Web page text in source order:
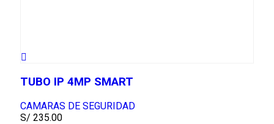
TUBO IP 4MP SMART
CAMARAS DE SEGURIDAD
S/ 235.00